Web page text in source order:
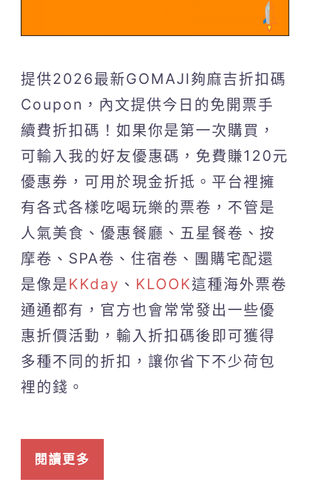
提供2026最新GOMAJI夠麻吉折扣碼
Coupon，內文提供今日的免開票手
續費折扣碼！如果你是第一次購買，
可輸入我的好友優惠碼，免費賺120元
優惠券，可用於現金折抵。平台裡擁
有各式各樣吃喝玩樂的票卷，不管是
人氣美食、優惠餐廳、五星餐卷、按
摩卷、SPA卷、住宿卷、團購宅配還
是像是KKday 、 KLOOK這種海外票卷
通通都有，官方也會常常發出一些優
惠折價活動，輸入折扣碼後即可獲得
多種不同的折扣，讓你省下不少荷包
裡的錢。
閱讀更多